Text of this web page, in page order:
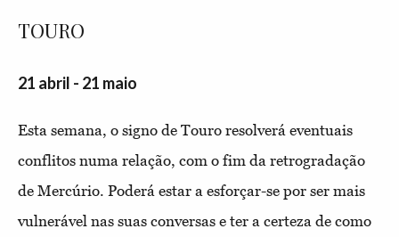
TOURO
21 abril - 21 maio
Esta semana, o signo de Touro resolverá eventuais
conflitos numa relação, com o fim da retrogradação
de Mercúrio. Poderá estar a esforçar-se por ser mais
vulnerável nas suas conversas e ter a certeza de como